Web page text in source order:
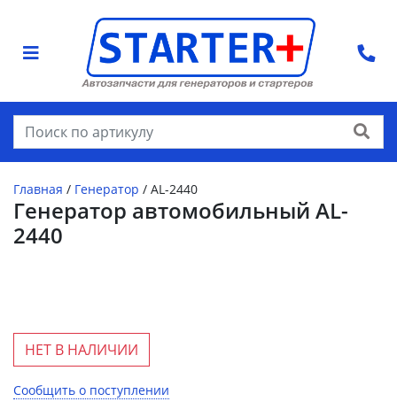
Найти
Главная / Генератор / AL-2440
Генератор автомобильный AL-
2440
НЕТ В НАЛИЧИИ
Сообщить о поступлении